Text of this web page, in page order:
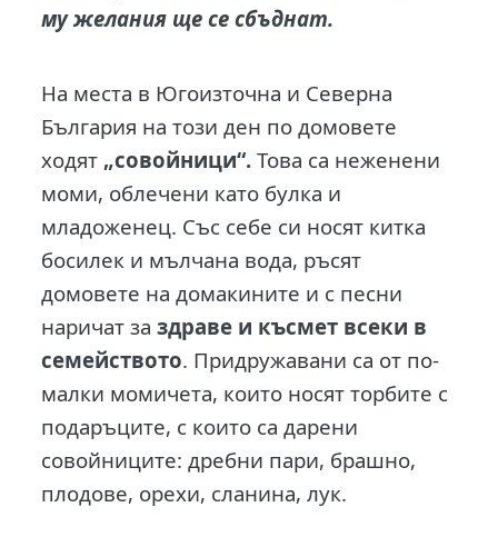
му желания ще се сбъднат.
На места в Югоизточна и Северна
България на този ден по домовете
ходят „совойници“. Това са неженени
моми, облечени като булка и
младоженец. Със себе си носят китка
босилек и мълчана вода, ръсят
домовете на домакините и с песни
наричат заздраве и късмет всеки в
семейството. Придружавани са от по-
малки момичета, които носят торбите с
подаръците, с които са дарени
совойниците: дребни пари, брашно,
плодове, орехи, сланина, лук.